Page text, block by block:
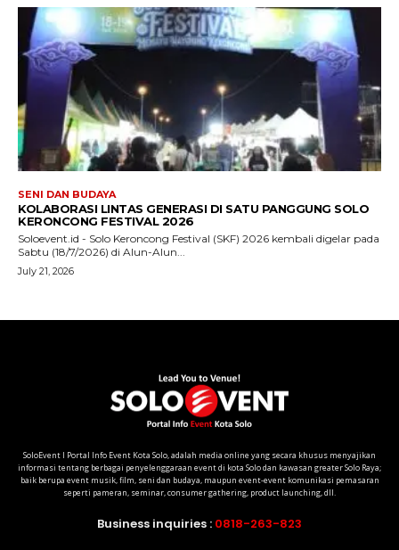
SoloEvent I Portal Info Event Kota Solo, adalah media online yang secara khusus menyajikan
informasi tentang berbagai penyelenggaraan event di kota Solo dan kawasan greater Solo Raya;
baik berupa event musik, film, seni dan budaya, maupun event-event komunikasi pemasaran
seperti pameran, seminar, consumer gathering, product launching, dll.
Business inquiries : 0818-263-823